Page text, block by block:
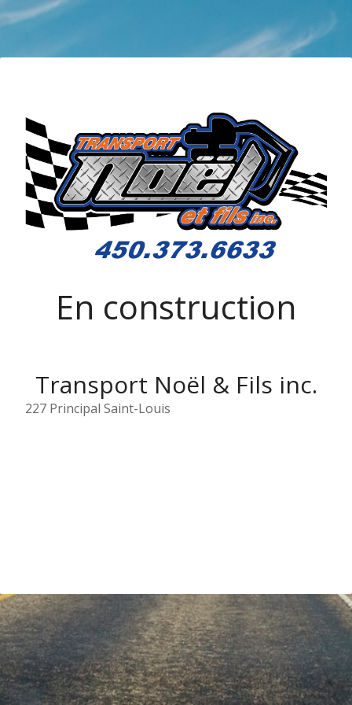
En construction
Transport Noël & Fils inc.
227 Principal Saint-Louis